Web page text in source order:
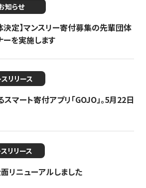
知らせ
決定】マンスリー寄付募集の先輩団体
を実施します
リリース
マート寄付アプリ「GOJO」。5月22日
リリース
リニューアルしました